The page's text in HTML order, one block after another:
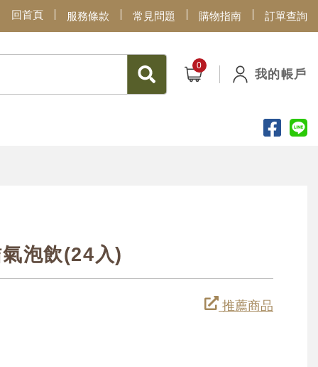
回首頁 服務條款 常見問題 購物指南 訂單查詢
我的帳戶
氣泡飲(24入)
推薦商品